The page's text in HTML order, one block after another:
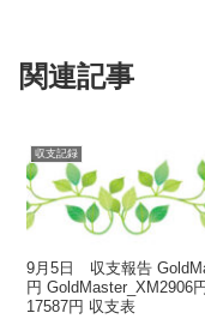
関連記事
収支記録
9月5日 収支報告
円
17587円 収支表